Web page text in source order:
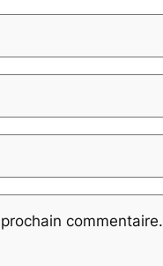
commentaire.